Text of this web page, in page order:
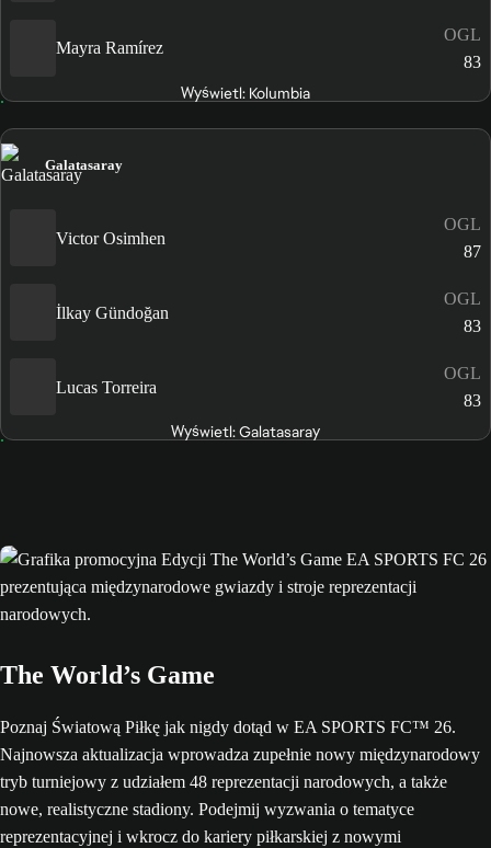
Mayra Ramírez
OGL
83
Wyświetl: Kolumbia
Galatasaray
Victor Osimhen
OGL
87
İlkay Gündoğan
OGL
83
Lucas Torreira
OGL
83
Wyświetl: Galatasaray
The World’s Game
Poznaj Światową Piłkę jak nigdy dotąd w EA SPORTS FC™ 26.
Najnowsza aktualizacja wprowadza zupełnie nowy międzynarodowy
tryb turniejowy z udziałem 48 reprezentacji narodowych, a także
nowe, realistyczne stadiony. Podejmij wyzwania o tematyce
reprezentacyjnej i wkrocz do kariery piłkarskiej z nowymi